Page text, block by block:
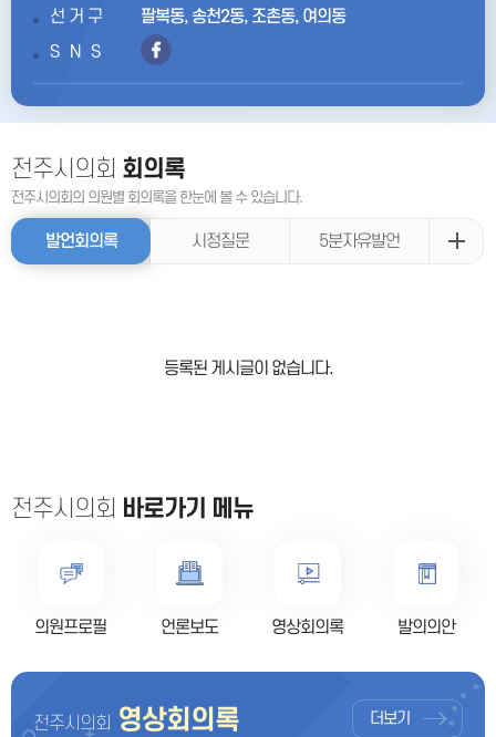
선거구
팔복동, 송천2동, 조촌동, 여의동
SNS
전주시의회 회의록
전주시의회의 의원별 회의록을 한눈에 볼 수 있습니다.
발언회의록
등록된 게시글이 없습니다.
시정질문 5분자유발언
전주시의회 바로가기 메뉴
의원프로필 언론보도 영상회의록 발의의안
전주시의회 영상회의록 더보기